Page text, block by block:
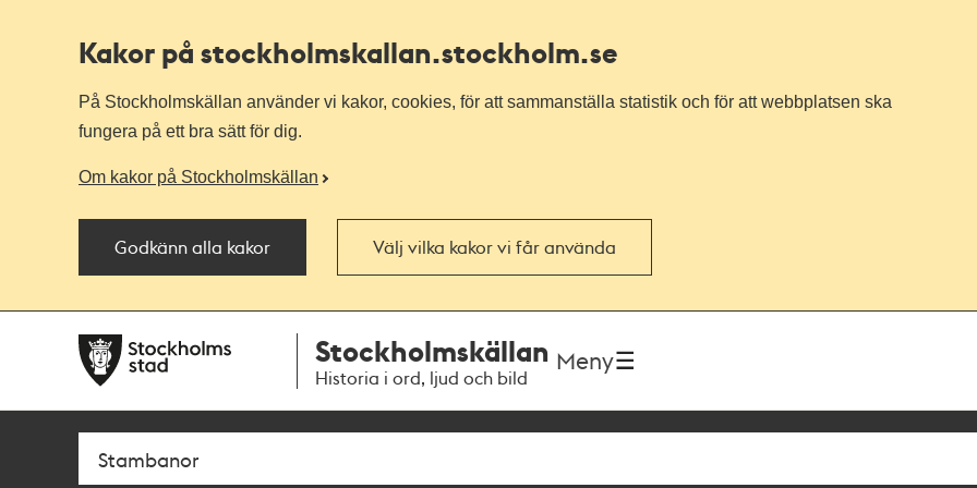
Kakor på stockholmskallan.stockholm.se
På Stockholmskällan använder vi kakor, cookies, för att sammanställa statistik och för att webbplatsen ska
fungera på ett bra sätt för dig.
Om kakor på Stockholmskällan
Godkänn alla kakor Välj vilka kakor vi får använda
navigationen
huvudinnehållet
Stockholmskällan
Historia i ord, ljud och bild
Meny
Sök